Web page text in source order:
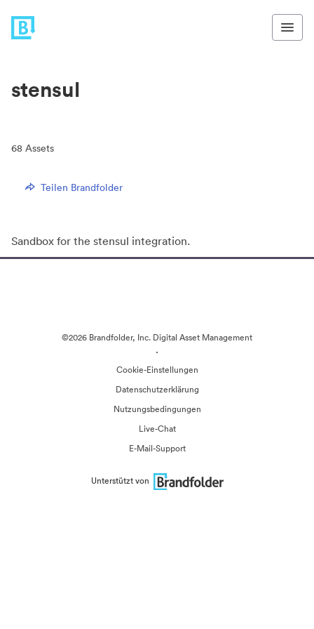
stensul
68 Assets
Teilen Brandfolder
Sandbox for the stensul integration.
©2026 Brandfolder, Inc. Digital Asset Management
·
Cookie-Einstellungen
Datenschutzerklärung
Nutzungsbedingungen
Live-Chat
E-Mail-Support
Unterstützt von